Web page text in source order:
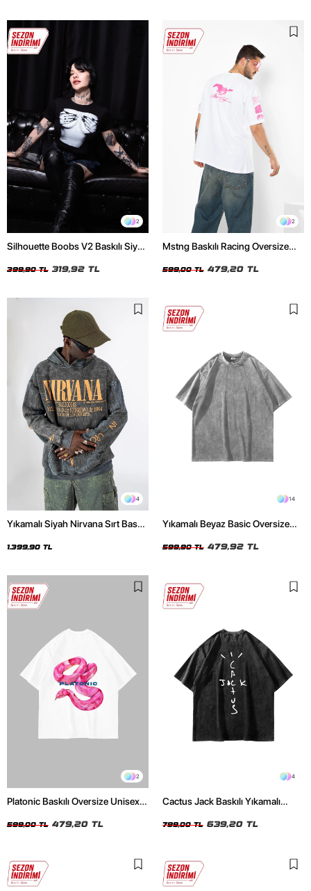
2
Silhouette Boobs V2 Baskılı Siyah
399,90 TL 319,92 TL
2
Mstng Baskılı Racing Oversize
599,00 TL 479,20 TL
4
Yıkamalı Siyah Nirvana Sırt Baskılı
1.399,90 TL
14
Yıkamalı Beyaz Basic Oversize
599,90 TL 479,92 TL
2
Platonic Baskılı Oversize Unisex
599,00 TL 479,20 TL
4
Cactus Jack Baskılı Yıkamalı
799,00 TL 639,20 TL